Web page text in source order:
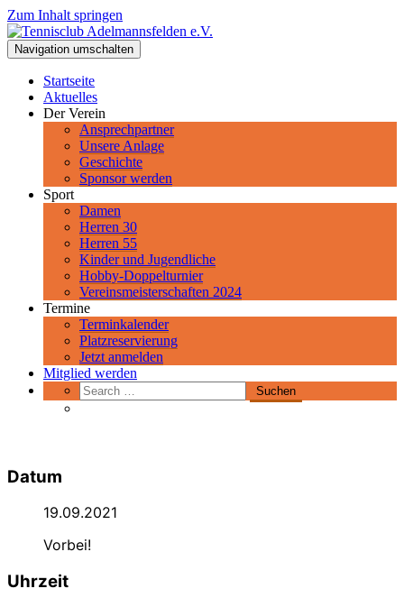
Zum Inhalt springen
Tennisclub Adelmannsfelden e.V.
Spiel, Satz und Sieg! Herzlich Willkommen beim Tennisclub
Adelmannsfelden im schwäbischen Ostalbkreis.
Navigation umschalten
Startseite
Aktuelles
Der Verein
Ansprechpartner
Unsere Anlage
Geschichte
Sponsor werden
Sport
Damen
Herren 30
Herren 55
Kinder und Jugendliche
Hobby-Doppelturnier
Vereinsmeisterschaften 2024
Termine
Terminkalender
Platzreservierung
Jetzt anmelden
Mitglied werden
Datum
19.09.2021
Vorbei!
Uhrzeit